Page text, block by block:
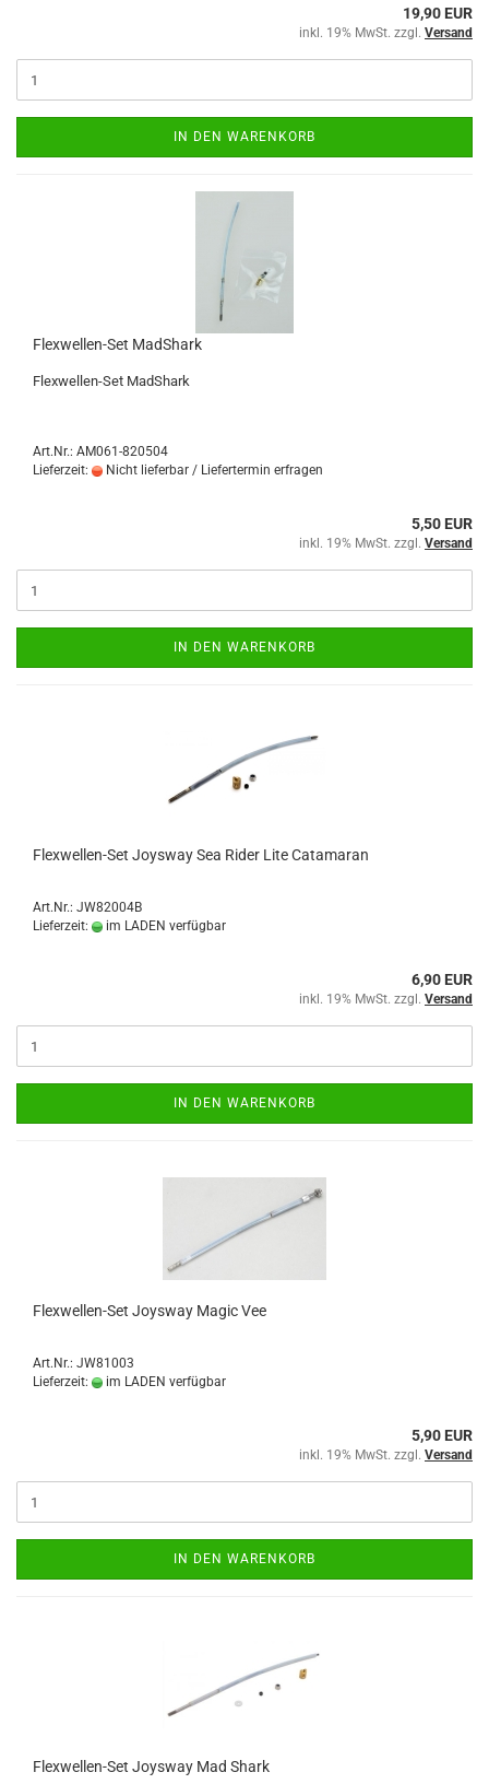
19,90 EUR
inkl. 19% MwSt. zzgl. Versand
IN DEN WARENKORB
Flexwellen-Set MadShark
Flexwellen-Set MadShark
Art.Nr.: AM061-820504
Lieferzeit:
Nicht lieferbar / Liefertermin erfragen
5,50 EUR
inkl. 19% MwSt. zzgl. Versand
IN DEN WARENKORB
Flexwellen-Set Joysway Sea Rider Lite Catamaran
Art.Nr.: JW82004B
Lieferzeit:
im LADEN verfügbar
6,90 EUR
inkl. 19% MwSt. zzgl. Versand
IN DEN WARENKORB
Flexwellen-Set Joysway Magic Vee
Art.Nr.: JW81003
Lieferzeit:
im LADEN verfügbar
5,90 EUR
inkl. 19% MwSt. zzgl. Versand
IN DEN WARENKORB
Flexwellen-Set Joysway Mad Shark